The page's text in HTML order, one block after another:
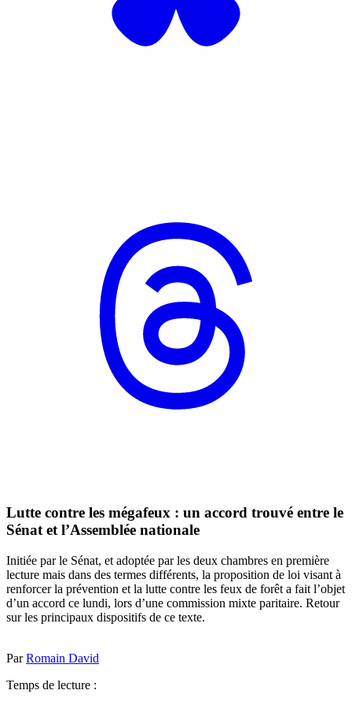
Lutte contre les mégafeux : un accord trouvé entre le
Sénat et l’Assemblée nationale
Initiée par le Sénat, et adoptée par les deux chambres en première
lecture mais dans des termes différents, la proposition de loi visant à
renforcer la prévention et la lutte contre les feux de forêt a fait l’objet
d’un accord ce lundi, lors d’une commission mixte paritaire. Retour
sur les principaux dispositifs de ce texte.
ParRomain David
Temps de lecture :